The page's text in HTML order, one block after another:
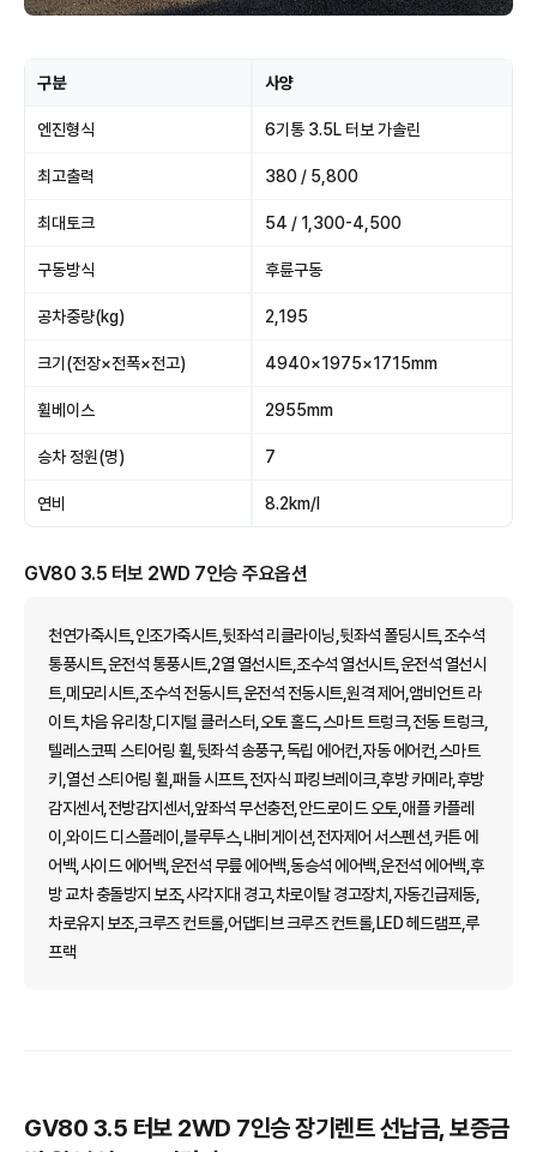
구분 사양
엔진형식 6기통 3.5L 터보 가솔린
최고출력 380 / 5,800
최대토크 54 / 1,300-4,500
구동방식 후륜구동
공차중량(kg) 2,195
크기(전장×전폭×전고) 4940×1975×1715mm
휠베이스 2955mm
승차 정원(명) 7
연비 8.2km/l
GV80 3.5 터보 2WD 7인승 주요옵션
천연가죽시트,인조가죽시트,뒷좌석 리클라이닝,뒷좌석 폴딩시트,조수석
통풍시트,운전석 통풍시트,2열 열선시트,조수석 열선시트,운전석 열선시
트,메모리시트,조수석 전동시트,운전석 전동시트,원격 제어,앰비언트 라
이트,차음 유리창,디지털 클러스터,오토 홀드,스마트 트렁크,전동 트렁크,
텔레스코픽 스티어링 휠,뒷좌석 송풍구,독립 에어컨,자동 에어컨,스마트
키,열선 스티어링 휠,패들 시프트,전자식 파킹브레이크,후방 카메라,후방
감지센서,전방감지센서,앞좌석 무선충전,안드로이드 오토,애플 카플레
이,와이드 디스플레이,블루투스,내비게이션,전자제어 서스펜션,커튼 에
어백,사이드 에어백,운전석 무릎 에어백,동승석 에어백,운전석 에어백,후
방 교차 충돌방지 보조,사각지대 경고,차로이탈 경고장치,자동긴급제동,
차로유지 보조,크루즈 컨트롤,어댑티브 크루즈 컨트롤,LED 헤드램프,루
프랙
GV80 3.5 터보 2WD 7인승 장기렌트 선납금, 보증금